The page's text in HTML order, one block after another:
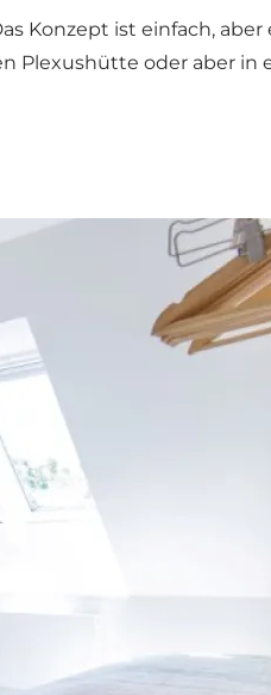
Konzept ist einfach,
Plexushütte oder aber in